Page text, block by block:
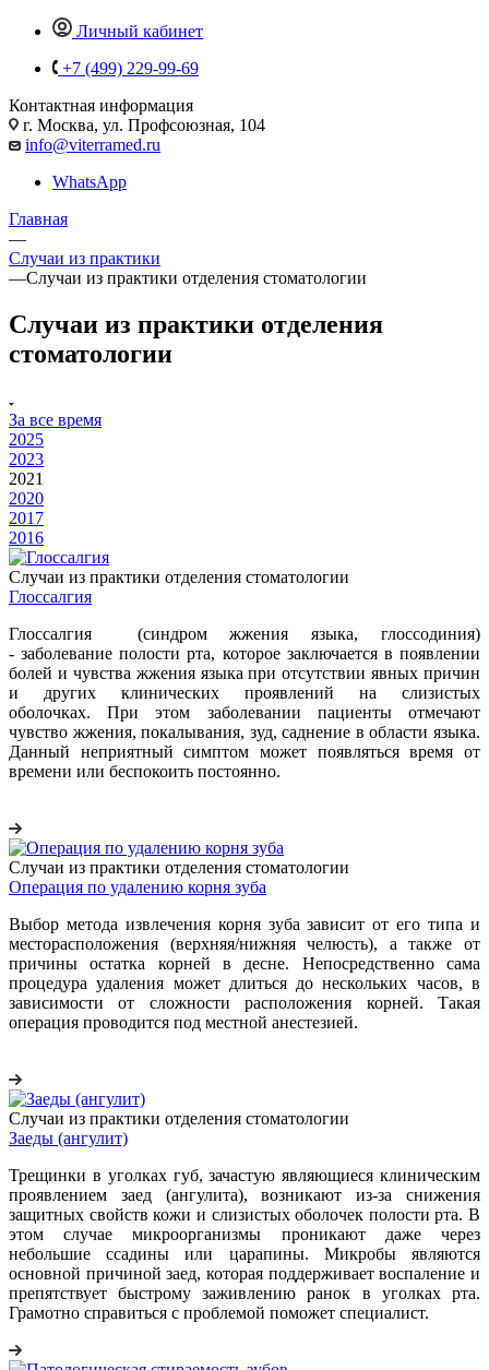
Личный кабинет
+7 (499) 229-99-69
Контактная информация
г. Москва, ул. Профсоюзная, 104
info@viterramed.ru
WhatsApp
Главная
—
Случаи из практики
—Случаи из практики отделения стоматологии
Случаи из практики отделения
стоматологии
За все время
2025
2023
2021
2020
2017
2016
Случаи из практики отделения стоматологии
Глоссалгия
Глоссалгия (синдром жжения языка, глоссодиния)
- заболевание полости рта, которое заключается в появлении
болей и чувства жжения языка при отсутствии явных причин
и других клинических проявлений на слизистых
оболочках.При этом заболевании пациенты отмечают
чувство жжения, покалывания, зуд, саднение в области языка.
Данный неприятный симптом может появляться время от
времени или беспокоить постоянно.
Случаи из практики отделения стоматологии
Операция по удалению корня зуба
Выбор метода извлечения корня зуба зависит от его типа и
месторасположения (верхняя/нижняя челюсть), а также от
причины остатка корней в десне. Непосредственно сама
процедура удаления может длиться до нескольких часов, в
зависимости от сложности расположения корней. Такая
операция проводится под местной анестезией.
Случаи из практики отделения стоматологии
Заеды (ангулит)
Трещинки в уголках губ, зачастую являющиеся клиническим
проявлением заед (ангулита), возникают из-за снижения
защитных свойств кожи и слизистых оболочек полости рта. В
этом случае микроорганизмы проникают даже через
небольшие ссадины или царапины. Микробы являются
основной причиной заед, которая поддерживает воспаление и
препятствует быстрому заживлению ранок в уголках рта.
Грамотно справиться с проблемой поможет специалист.